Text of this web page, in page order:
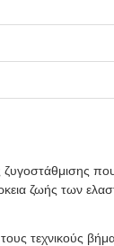
ζωής των
τεχνικούς